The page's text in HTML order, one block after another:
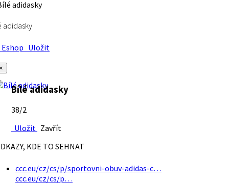
adidasky
Uložit
Bílé adidasky
38/2
Uložit Zavřít
KDE TO SEHNAT
ccc.eu/cz/cs/p/sportovni-obuv-adidas-c…
ccc.eu/cz/cs/p…